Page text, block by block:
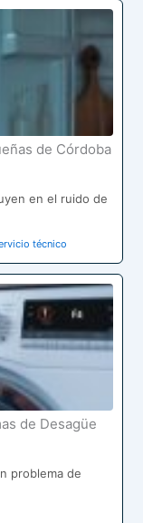
de Córdoba
en el ruido de
técnico
de Desagüe
problema de